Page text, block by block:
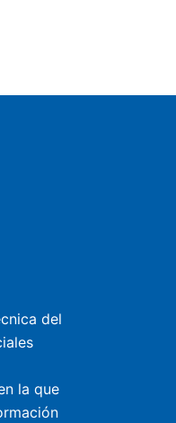
del
la que